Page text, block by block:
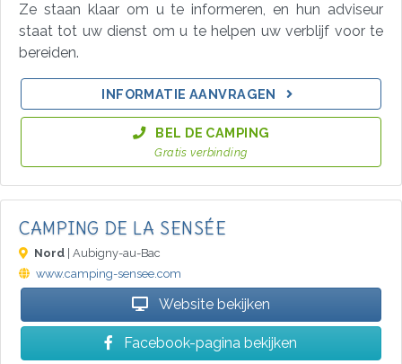
Ze staan klaar om u te informeren, en hun adviseur
staat tot uw dienst om u te helpen uw verblijf voor te
bereiden.
INFORMATIE AANVRAGEN
BEL DE CAMPING
Gratis verbinding
CAMPING DE LA SENSÉE
Nord | Aubigny-au-Bac
www.camping-sensee.com
Website bekijken
Facebook-pagina bekijken